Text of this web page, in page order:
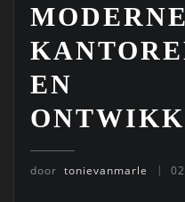
MODERNE
EN
door tonievanmarle